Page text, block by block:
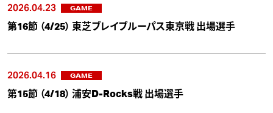
2026.04.23 GAME
第16節 （4/25） 東芝ブレイブルーパス東京戦 出場選手
2026.04.16 GAME
第15節 （4/18） 浦安D-Rocks戦 出場選手